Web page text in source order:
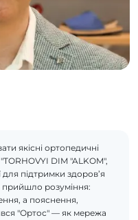
якісні ортопедичні
DIM "ALKOM",
підтримки здоров’я
розуміння:
а пояснення,
"Ортос" — як мережа